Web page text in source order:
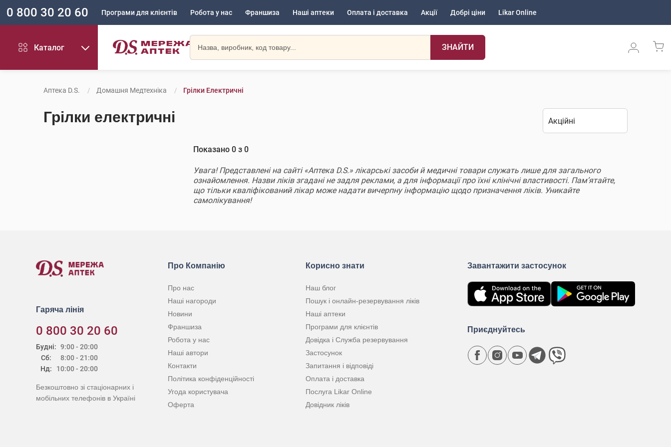
0 800 30 20 60 Програми для клієнтів Робота у нас Франшиза Наші аптеки Оплата і доставка Акції Добрі ціни Likar Online
Каталог ЗНАЙТИ
Аптека D.S. Домашня Медтехніка Грілки Електричні
Грілки електричні
Показано 0 з 0
Увага! Представлені на сайті «Аптека D.S.» лікарські засоби й медичні товари служать лише для загального
ознайомлення. Назви ліків згадані не задля реклами, а для інформації про їхні клінічні властивості. Пам’ятайте,
що тільки кваліфікований лікар може надати вичерпну інформацію щодо призначення ліків. Уникайте
самолікування!
Гаряча лінія
0 800 30 20 60
Будні:
Сб:
Нд:
9:00 - 20:00
8:00 - 21:00
10:00 - 20:00
Безкоштовно зі стаціонарних і
мобільних телефонів в Україні
Про Компанію
Про нас
Наші нагороди
Новини
Франшиза
Робота у нас
Наші автори
Контакти
Політика конфіденційності
Угода користувача
Оферта
Корисно знати
Наш блог
Пошук і онлайн-резервування ліків
Наші аптеки
Програми для клієнтів
Довідка і Служба резервування
Застосунок
Запитання і відповіді
Оплата і доставка
Послуга Likar Online
Довідник ліків
Завантажити застосунок
Приєднуйтесь